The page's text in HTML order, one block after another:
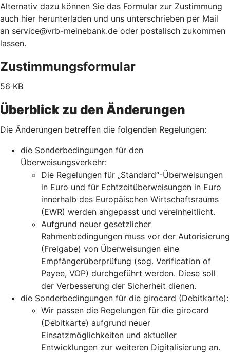
Alternativ dazu können Sie das Formular zur Zustimmung
auch hier herunterladen und uns unterschrieben per Mail
an service@vrb-meinebank.de oder postalisch zukommen
lassen.
Zustimmungsformular
56 KB
Überblick zu den Änderungen
Die Änderungen betreffen die folgenden Regelungen:
die Sonderbedingungen für den
Überweisungsverkehr:
Die Regelungen für „Standard“-Überweisungen
in Euro und für Echtzeitüberweisungen in Euro
innerhalb des Europäischen Wirtschaftsraums
(EWR) werden angepasst und vereinheitlicht.
Aufgrund neuer gesetzlicher
Rahmenbedingungen muss vor der Autorisierung
(Freigabe) von Überweisungen eine
Empfängerüberprüfung (sog. Verification of
Payee, VOP) durchgeführt werden. Diese soll
der Verbesserung der Sicherheit dienen.
die Sonderbedingungen für die girocard (Debitkarte):
Wir passen die Regelungen für die girocard
(Debitkarte) aufgrund neuer
Einsatzmöglichkeiten und aktueller
Entwicklungen zur weiteren Digitalisierung an.